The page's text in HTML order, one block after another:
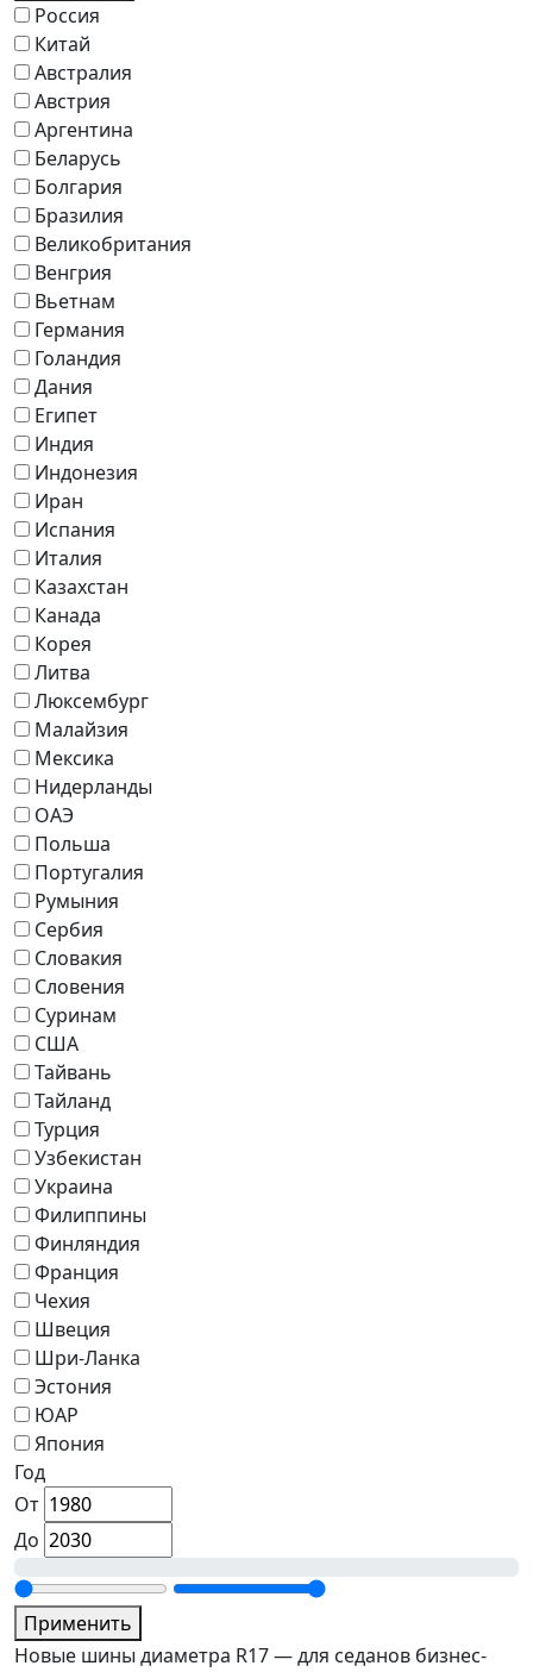
Россия
Китай
Австралия
Австрия
Аргентина
Беларусь
Болгария
Бразилия
Великобритания
Венгрия
Вьетнам
Германия
Голандия
Дания
Египет
Индия
Индонезия
Иран
Испания
Италия
Казахстан
Канада
Корея
Литва
Люксембург
Малайзия
Мексика
Нидерланды
ОАЭ
Польша
Португалия
Румыния
Сербия
Словакия
Словения
Суринам
США
Тайвань
Тайланд
Турция
Узбекистан
Украина
Филиппины
Финляндия
Франция
Чехия
Швеция
Шри-Ланка
Эстония
ЮАР
Япония
Год
От
До
Применить
Новые шины диаметра R17 — для седанов бизнес-